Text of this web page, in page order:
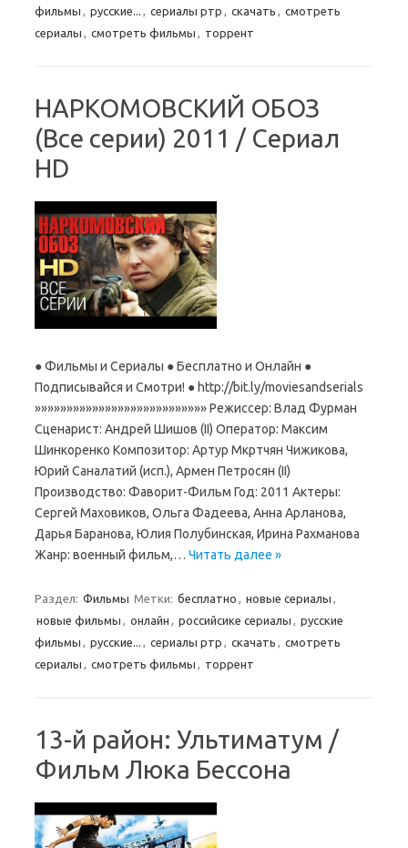
фильмы , русские... , сериалы ртр , скачать , смотреть
сериалы , смотреть фильмы , торрент
НАРКОМОВСКИЙ ОБОЗ
(Все серии) 2011 / Сериал
HD
● Фильмы и Сериалы ● Бесплатно и Онлайн ●
Подписывайся и Смотри! ● http://bit.ly/moviesandserials
»»»»»»»»»»»»»»»»»»»»»»»»»»» Режиссер: Влад Фурман
Сценарист: Андрей Шишов (II) Оператор: Максим
Шинкоренко Композитор: Артур Мкртчян Чижикова,
Юрий Саналатий (иcп.), Армен Петросян (II)
Производство: Фаворит-Фильм Год: 2011 Актеры:
Сергей Маховиков, Ольга Фадеева, Анна Арланова,
Дарья Баранова, Юлия Полубинская, Ирина Рахманова
Жанр: военный фильм,… Читать далее »
Раздел: Фильмы Метки: бесплатно , новые сериалы ,
новые фильмы , онлайн , российсике сериалы , русские
фильмы , русские... , сериалы ртр , скачать , смотреть
сериалы , смотреть фильмы , торрент
13-й район: Ультиматум /
Фильм Люка Бессона